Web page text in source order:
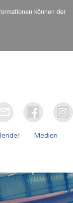
können der
Medien